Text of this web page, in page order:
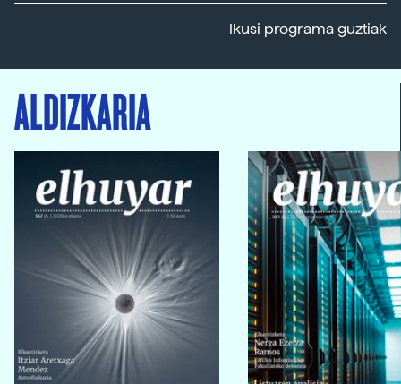
Ikusi programa guztiak
ALDIZKARIA